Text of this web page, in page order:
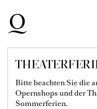
Zur Hauptnavigation
Zum Hauptinhalt
Zum Footer springen
Bitte beachten Sie die
Opernshops und der
Sommerferien.